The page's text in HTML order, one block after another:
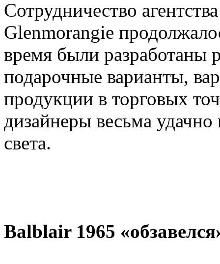
Сотрудничество
Glenmorangie
время были разработаны
подарочные варианты,
продукции в торговых
дизайнеры весьма удачно
света.
Balblair 1965